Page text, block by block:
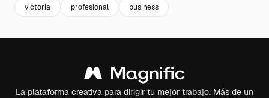
victoria profesional business
La plataforma creativa para dirigir tu mejor trabajo. Más de un